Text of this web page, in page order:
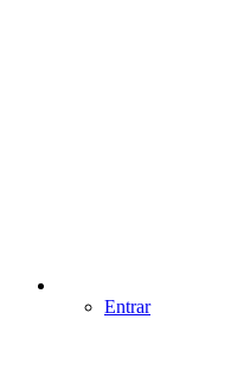
Entrar